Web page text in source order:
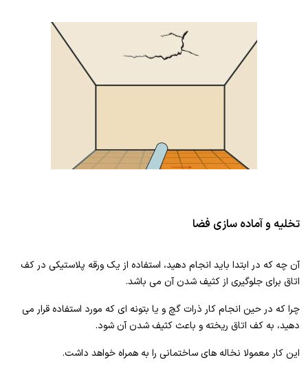
تخلیه و آماده سازی فضا
آن چه که در ابتدا باید انجام دهید، استفاده از یک ورقه پلاستیکی در کف
اتاق برای جلوگیری از کثیف شدن آن می باشد.
چرا که در حین انجام کار ذرات گچ و یا بتونه ای که مورد استفاده قرار می
دهید، به کف اتاق ریخته و باعث کثیف شدن آن شود.
این کار معمولا نخاله های ساختمانی را به همراه خواهد داشت.